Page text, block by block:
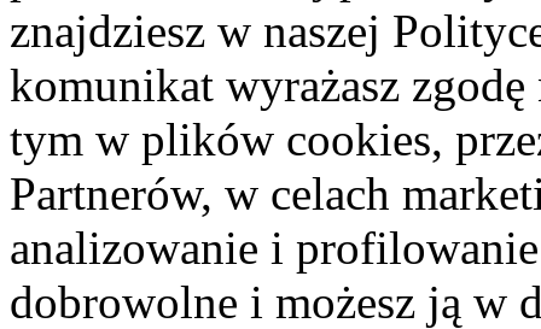
znajdziesz w naszej
komunikat wyrażasz
tym w plików cookies,
Partnerów, w celach
analizowanie i
dobrowolne i możesz ją w